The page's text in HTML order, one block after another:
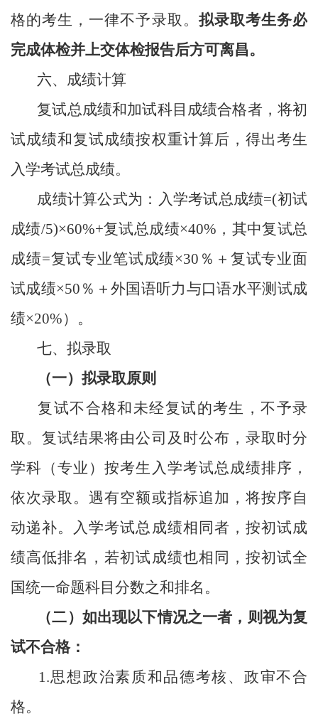
格的考生，一律不予录取。 拟录取考生务必
完成体检并上交体检报告后方可离昌。
六、成绩计算
复试总成绩和加试科目 成绩合格者，将初
试成绩和复试成绩按权重计算后，得出考生
入学考试总成绩。
成绩计算公式为： 入学考试总成绩=(初试
成绩/5)×60%+复试总成绩×40%，其中复试总
成绩=复试专业笔试成绩×30％＋复试专业面
试成绩×50％＋外国语听力与口语水平测试成
绩×20%） 。
七、 拟录取
（一）拟录取原则
复试不合格和未经复试的考生，不予录
取。复试结果将由公司及时公布，录取时分
学科（专业）按考生入学考试总成绩排序，
依次录取。遇有空额或指标追加，将按序自
动递补。入学考试总成绩相同者，按初试成
绩高低排名，若初试成绩也相同，按初试全
国统一命题科目分数之和排名。
（二）如出现以下情况之一者，则视为复
试不合格：
1.思想政治素质和品德考核、政审不合
格。